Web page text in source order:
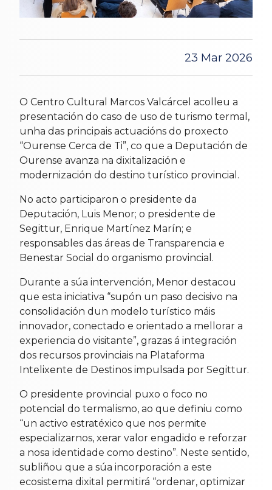
23 Mar 2026
O Centro Cultural Marcos Valcárcel acolleu a
presentación do caso de uso de turismo termal,
unha das principais actuacións do proxecto
“Ourense Cerca de Ti”, co que a Deputación de
Ourense avanza na dixitalización e
modernización do destino turístico provincial.
No acto participaron o presidente da
Deputación, Luis Menor; o presidente de
Segittur, Enrique Martínez Marín; e
responsables das áreas de Transparencia e
Benestar Social do organismo provincial.
Durante a súa intervención, Menor destacou
que esta iniciativa “supón un paso decisivo na
consolidación dun modelo turístico máis
innovador, conectado e orientado a mellorar a
experiencia do visitante”, grazas á integración
dos recursos provinciais na Plataforma
Intelixente de Destinos impulsada por Segittur.
O presidente provincial puxo o foco no
potencial do termalismo, ao que definiu como
“un activo estratéxico que nos permite
especializarnos, xerar valor engadido e reforzar
a nosa identidade como destino”. Neste sentido,
subliñou que a súa incorporación a este
ecosistema dixital permitirá “ordenar, optimizar